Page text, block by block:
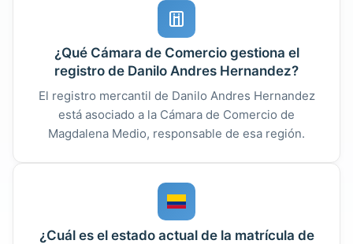
¿Qué Cámara de Comercio gestiona el
registro de Danilo Andres Hernandez?
El registro mercantil de Danilo Andres Hernandez
está asociado a la Cámara de Comercio de
Magdalena Medio, responsable de esa región.
¿Cuál es el estado actual de la matrícula de